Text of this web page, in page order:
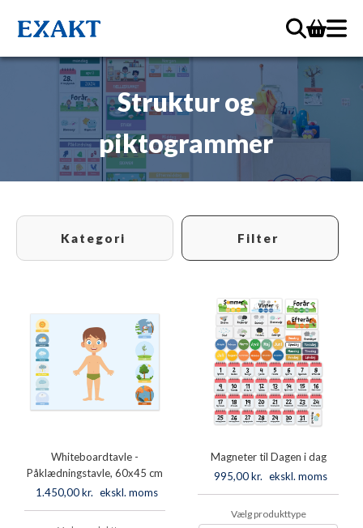
Struktur og
piktogrammer
Kategori Filter
Whiteboardtavle -
Påklædningstavle, 60x45 cm
1.450,00kr. ekskl. moms
Magneter til Dagen i dag
995,00kr. ekskl. moms
Vælg produkttype